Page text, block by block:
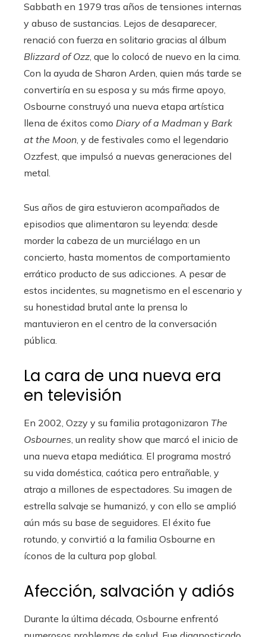
Sabbath en 1979 tras años de tensiones internas
y abuso de sustancias. Lejos de desaparecer,
renació con fuerza en solitario gracias al álbum
Blizzard of Ozz, que lo colocó de nuevo en la cima.
Con la ayuda de Sharon Arden, quien más tarde se
convertiría en su esposa y su más firme apoyo,
Osbourne construyó una nueva etapa artística
llena de éxitos como Diary of a Madman y Bark
at the Moon, y de festivales como el legendario
Ozzfest, que impulsó a nuevas generaciones del
metal.
Sus años de gira estuvieron acompañados de
episodios que alimentaron su leyenda: desde
morder la cabeza de un murciélago en un
concierto, hasta momentos de comportamiento
errático producto de sus adicciones. A pesar de
estos incidentes, su magnetismo en el escenario y
su honestidad brutal ante la prensa lo
mantuvieron en el centro de la conversación
pública.
La cara de una nueva era
en televisión
En 2002, Ozzy y su familia protagonizaron The
Osbournes, un reality show que marcó el inicio de
una nueva etapa mediática. El programa mostró
su vida doméstica, caótica pero entrañable, y
atrajo a millones de espectadores. Su imagen de
estrella salvaje se humanizó, y con ello se amplió
aún más su base de seguidores. El éxito fue
rotundo, y convirtió a la familia Osbourne en
íconos de la cultura pop global.
Afección, salvación y adiós
Durante la última década, Osbourne enfrentó